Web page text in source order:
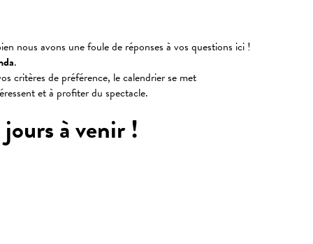
nous avons une foule de réponses à vos questions ici !
.
critères de préférence, le calendrier se met
et à profiter du spectacle.
à venir !